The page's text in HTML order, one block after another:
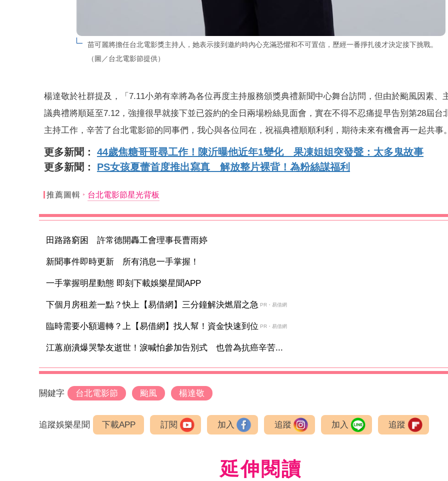
苗可麗將擔任台北電影獎主持人，她表示接到邀約時內心充滿恐懼和不可置信，歷經一番掙扎後才決定接下挑戰。
（圖／台北電影節提供）
楊達敬於社群提及，「7.11小弟有幸將為各位再度主持服務頒獎典禮新聞中心舞台訪問，但由於颱風因素、
議典禮將順延至7.12，強撞很早就接下並已簽約的全日兩場粉絲見面會，實在不得不忍痛提早告別第28屆台
主持工作，辛苦了台北電影節的同事們，我心與各位同在，祝福典禮順順利利，期待未來有機會再一起共事
更多新聞： 44歲焦糖哥哥尋工作！陳沂曝他近年1變化 果凍姐姐突發聲：太多鬼故事
更多新聞： PS女孩夏蕾首度推出寫真 解放整片裸背！為粉絲謀福利
推薦圖輯 台北電影節星光背板
田路路窮困 許常德開轟工會理事長曹雨婷
新聞事件即時更新 所有消息一手掌握！
一手掌握明星動態 即刻下載娛樂星聞APP
下個月房租差一點？快上【易借網】三分鐘解決燃眉之急 PR・易借網
臨時需要小額週轉？上【易借網】找人幫！資金快速到位 PR・易借網
江蕙崩潰爆哭摯友逝世！淚喊怕參加告別式 也曾為抗癌辛苦...
關鍵字 台北電影節 颱風 楊達敬
追蹤娛樂星聞 下載APP 訂閱 加入 追蹤 加入 追蹤
延伸閱讀